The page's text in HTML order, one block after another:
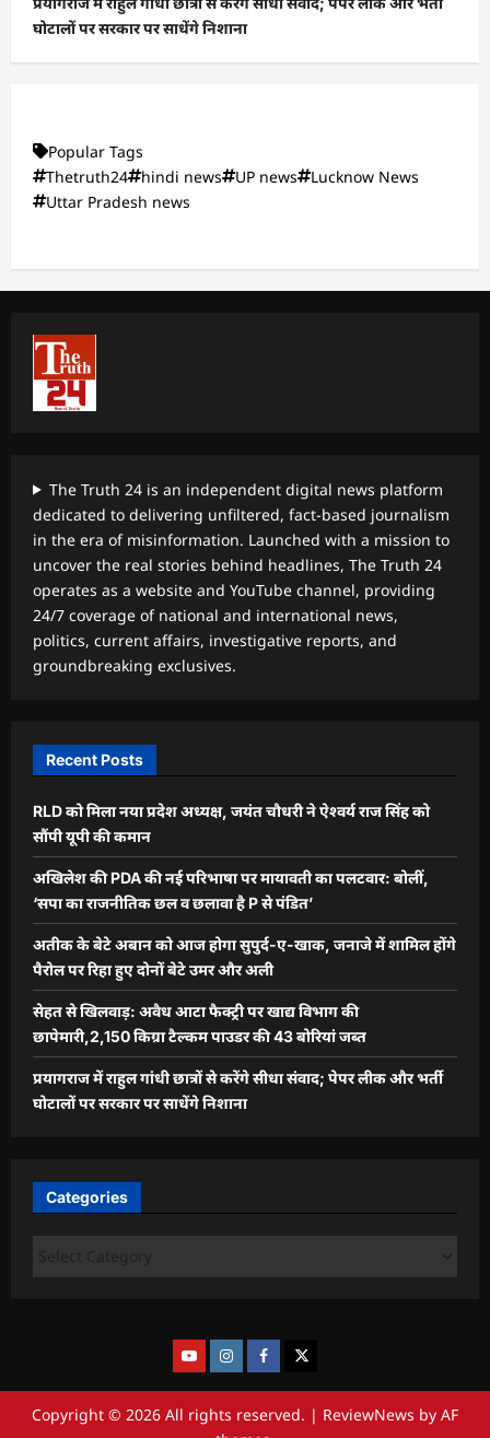
घोटालों पर सरकार पर साधेंगे निशाना
Popular Tags
Thetruth24
hindi news UP news
Lucknow News
Uttar Pradesh news
The Truth 24 is an independent digital news platform
dedicated to delivering unfiltered, fact-based journalism
in the era of misinformation. Launched with a mission to
uncover the real stories behind headlines, The Truth 24
operates as a website and YouTube channel, providing
24/7 coverage of national and international news,
politics, current affairs, investigative reports, and
groundbreaking exclusives.
Recent Posts
RLD को मिला नया प्रदेश अध्यक्ष, जयंत चौधरी ने ऐश्वर्य राज सिंह को
सौंपी यूपी की कमान
अखिलेश की PDA की नई परिभाषा पर मायावती का पलटवार: बोलीं,
‘सपा का राजनीतिक छल व छलावा है P से पंडित’
अतीक के बेटे अबान को आज होगा सुपुर्द-ए-खाक, जनाजे में शामिल होंगे
पैरोल पर रिहा हुए दोनों बेटे उमर और अली
सेहत से खिलवाड़: अवैध आटा फैक्ट्री पर खाद्य विभाग की
छापेमारी,2,150 किग्रा टैल्कम पाउडर की 43 बोरियां जब्त
प्रयागराज में राहुल गांधी छात्रों से करेंगे सीधा संवाद; पेपर लीक और भर्ती
घोटालों पर सरकार पर साधेंगे निशाना
Categories
Copyright © 2026 All rights reserved. | ReviewNews by AF